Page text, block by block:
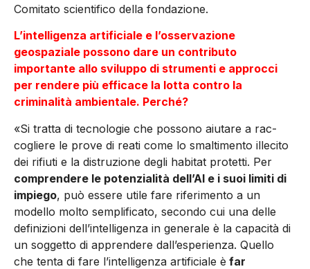
Comitato scientifico della fondazione.
L’intelligenza artificiale e l’osservazione
geospaziale possono dare un contributo
importante allo sviluppo di strumenti e approcci
per rendere più efficace la lotta contro la
criminalità ambientale. Perché?
«Si tratta di tecnologie che possono aiutare a rac­
cogliere le prove di reati come lo smaltimento illecito
dei rifiuti e la distruzione degli habitat protetti. Per
comprendere le potenzialità dell’AI e i suoi limiti di
impiego, può essere utile fare riferimento a un
modello molto semplificato, se­condo cui una delle
definizioni dell’intelligenza in generale è la capacità di
un soggetto di ap­prendere dall’esperienza. Quello
che tenta di fare l’intelligenza artificiale è far